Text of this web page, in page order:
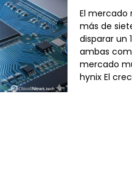
El mercado
más de
disparar un
ambas
mercado
hynix El